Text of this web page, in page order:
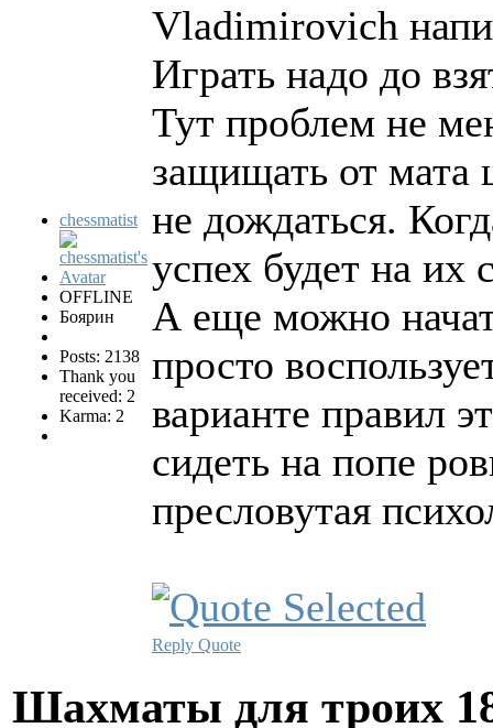
chessmatist
OFFLINE
Боярин
Posts: 2138
Thank you
received: 2
Karma: 2
Vladimirovich
Играть надо до
Тут проблем не
защищать от мата
не дождаться.
успех будет на их
А еще можно
просто
варианте правил
сидеть на попе
пресловутая
Reply Quote
Шахматы для троих